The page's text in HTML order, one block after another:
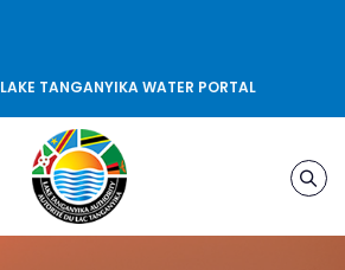
LAKE TANGANYIKA WATER PORTAL